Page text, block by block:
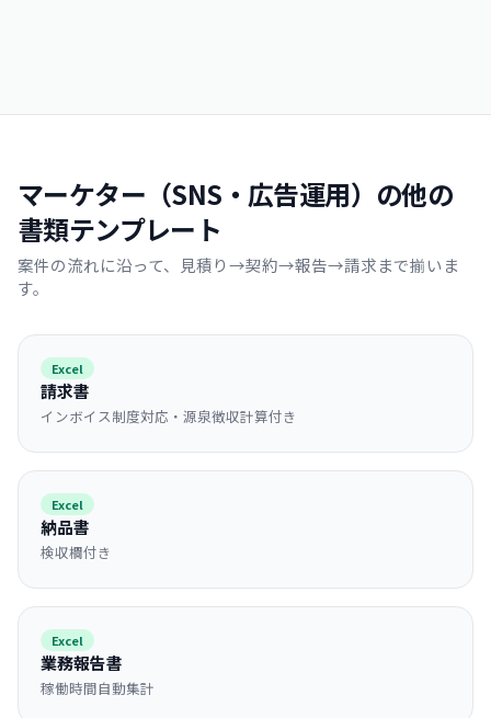
マーケター（SNS・広告運用）の他の
書類テンプレート
案件の流れに沿って、見積り→契約→報告→請求まで揃いま
す。
Excel
請求書
インボイス制度対応・源泉徴収計算付き
Excel
納品書
検収欄付き
Excel
業務報告書
稼働時間自動集計